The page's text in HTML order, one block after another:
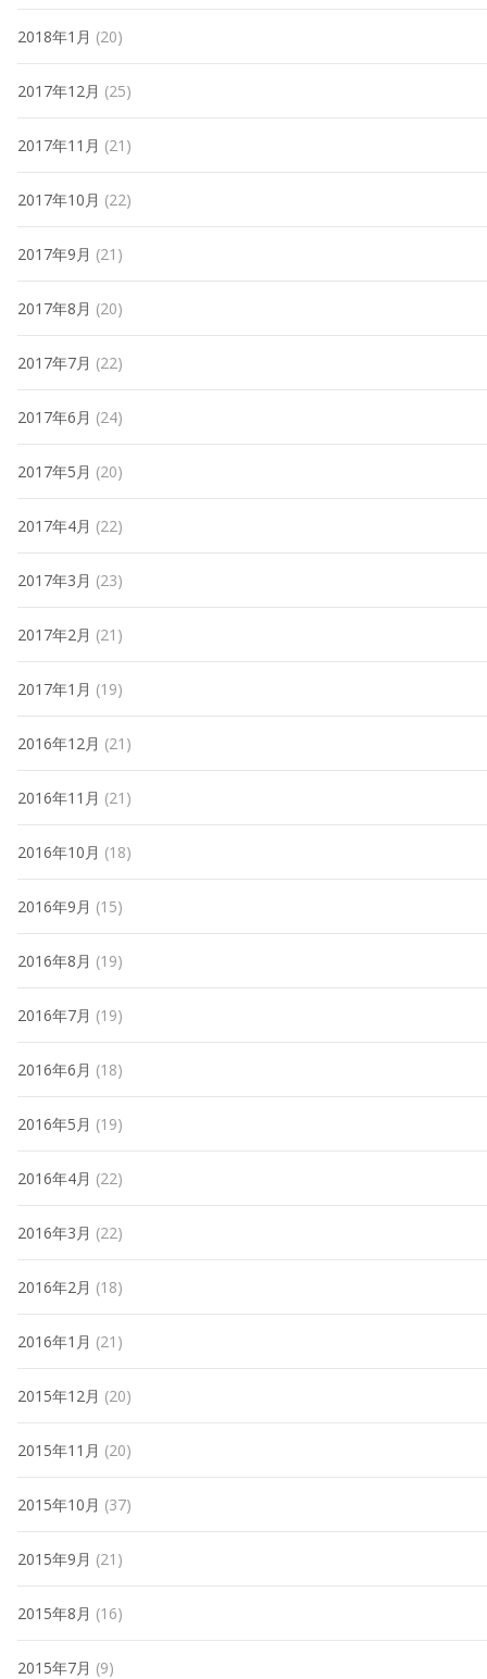
2018年1月 (20)
2017年12月 (25)
2017年11月 (21)
2017年10月 (22)
2017年9月 (21)
2017年8月 (20)
2017年7月 (22)
2017年6月 (24)
2017年5月 (20)
2017年4月 (22)
2017年3月 (23)
2017年2月 (21)
2017年1月 (19)
2016年12月 (21)
2016年11月 (21)
2016年10月 (18)
2016年9月 (15)
2016年8月 (19)
2016年7月 (19)
2016年6月 (18)
2016年5月 (19)
2016年4月 (22)
2016年3月 (22)
2016年2月 (18)
2016年1月 (21)
2015年12月 (20)
2015年11月 (20)
2015年10月 (37)
2015年9月 (21)
2015年8月 (16)
2015年7月 (9)